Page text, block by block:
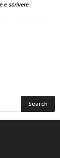
e scrivere